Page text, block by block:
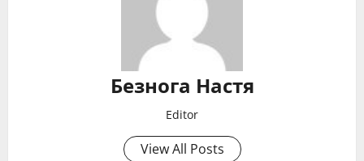
Безнога Настя
Editor
View All Posts